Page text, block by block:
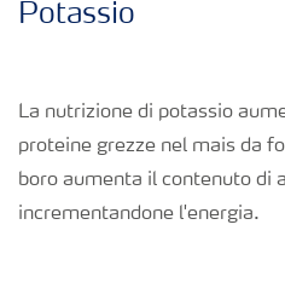
Potassio
La nutrizione di potassio
proteine grezze nel mais da
boro aumenta il contenuto di
incrementandone l'energia.